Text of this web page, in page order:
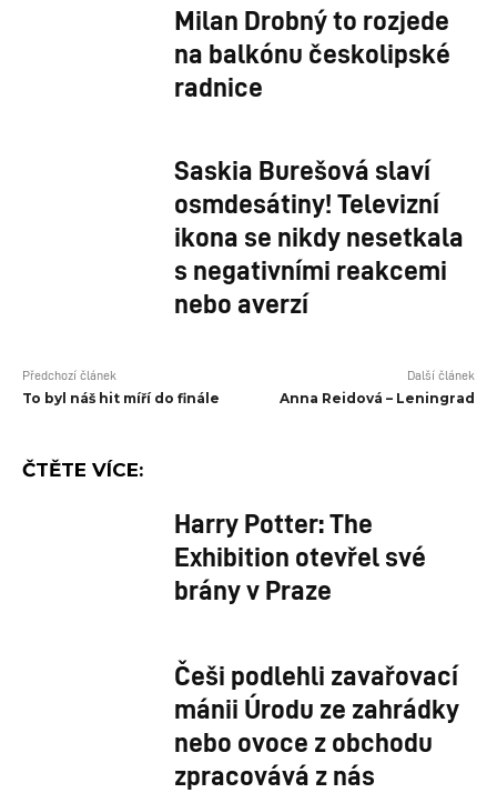
Milan Drobný to rozjede
na balkónu českolipské
radnice
Saskia Burešová slaví
osmdesátiny! Televizní
ikona se nikdy nesetkala
s negativními reakcemi
nebo averzí
Předchozí článek
To byl náš hit míří do finále
Další článek
Anna Reidová – Leningrad
ČTĚTE VÍCE:
Harry Potter: The
Exhibition otevřel své
brány v Praze
Češi podlehli zavařovací
mánii Úrodu ze zahrádky
nebo ovoce z obchodu
zpracovává z nás